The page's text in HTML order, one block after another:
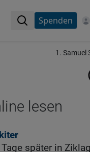
Spenden
1. Samuel
lesen
später in Ziklag